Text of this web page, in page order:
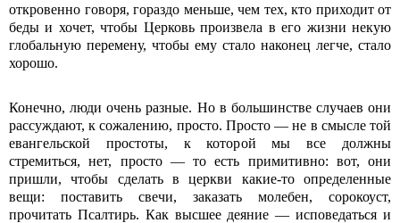
откровенно говоря, гораздо меньше, чем тех, кто приходит от
беды и хочет, чтобы Церковь произвела в его жизни некую
глобальную перемену, чтобы ему стало наконец легче, стало
хорошо.
Конечно, люди очень разные. Но в большинстве случаев они
рассуждают, к сожалению, просто. Просто — не в смысле той
евангельской простоты, к которой мы все должны
стремиться, нет, просто — то есть примитивно: вот, они
пришли, чтобы сделать в церкви какие-то определенные
вещи: поставить свечи, заказать молебен, сорокоуст,
прочитать Псалтирь. Как высшее деяние — исповедаться и